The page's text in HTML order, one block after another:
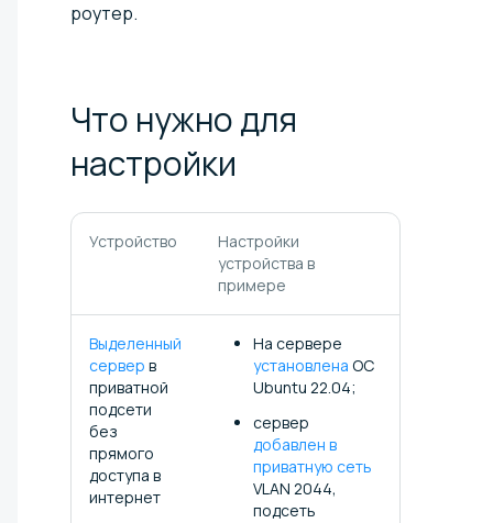
роутер.
Что нужно для
настройки
Устройство
Настройки
устройства в
примере
Выделенный
сервер в
приватной
подсети
без
прямого
доступа в
интернет
На сервере
установлена ОС
Ubuntu 22.04;
сервер
добавлен в
приватную сеть
VLAN 2044,
подсеть